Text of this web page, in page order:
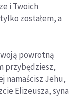
i Twoich
zostałem, a
powrotną
przybędziesz,
namaścisz Jehu,
Elizeusza, syna